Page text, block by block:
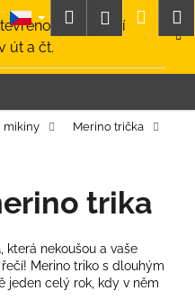
a odesílání
út a čt.
HledatPřihlášení
mikiny
Merino trička
trika
, která nekoušou a vaše
Merino triko s dlouhým
jeden celý rok, kdy v něm